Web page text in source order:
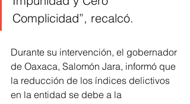
Complicidad”, recalcó.
Durante su intervención, el gobernador
de Oaxaca, Salomón Jara, informó que
la reducción de los índices delictivos
en la entidad se debe a la